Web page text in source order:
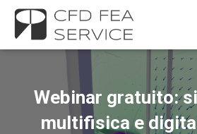
Webinar gratuito:
multifisica e